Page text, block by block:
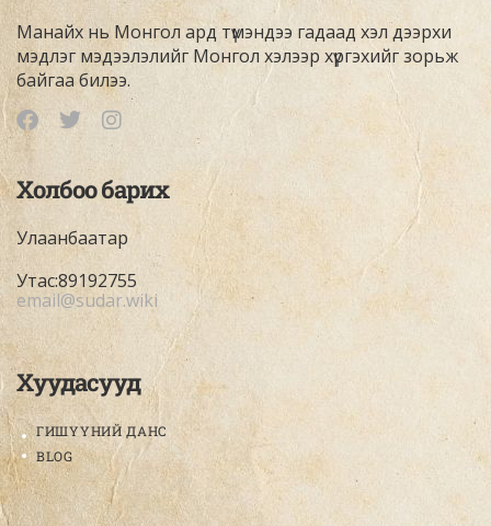
Манайх нь Монгол ард түмэндээ гадаад хэл дээрхи
мэдлэг мэдээлэлийг Монгол хэлээр хүргэхийг зорьж
байгаа билээ.
Холбоо барих
Улаанбаатар
Утас:89192755
email@sudar.wiki
Хуудасууд
ГИШҮҮНИЙ ДАНС
BLOG